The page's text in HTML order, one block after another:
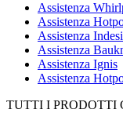
Assistenza
Assistenza
Assistenza
Assistenza
Assistenza Ignis
Assistenza
TUTTI I PRODOTTI